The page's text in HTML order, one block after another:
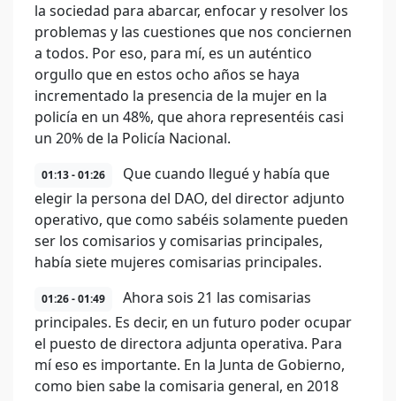
la sociedad para abarcar, enfocar y resolver los
problemas y las cuestiones que nos conciernen
a todos. Por eso, para mí, es un auténtico
orgullo que en estos ocho años se haya
incrementado la presencia de la mujer en la
policía en un 48%, que ahora representéis casi
un 20% de la Policía Nacional.
01:13 - 01:26
Que cuando llegué y había que
elegir la persona del DAO, del director adjunto
operativo, que como sabéis solamente pueden
ser los comisarios y comisarias principales,
había siete mujeres comisarias principales.
01:26 - 01:49
Ahora sois 21 las comisarias
principales. Es decir, en un futuro poder ocupar
el puesto de directora adjunta operativa. Para
mí eso es importante. En la Junta de Gobierno,
como bien sabe la comisaria general, en 2018